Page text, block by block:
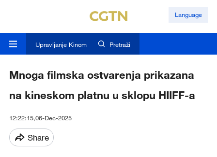
Language
Upravljanje Kinom Pretraži
Mnoga filmska ostvarenja prikazana
na kineskom platnu u sklopu HIIFF-a
12:22:15,06-Dec-2025
Share